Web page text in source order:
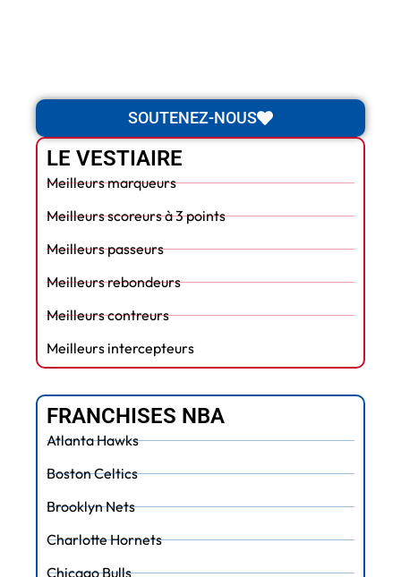
SOUTENEZ-NOUS
LE VESTIAIRE
Meilleurs marqueurs
Meilleurs scoreurs à 3 points
Meilleurs passeurs
Meilleurs rebondeurs
Meilleurs contreurs
Meilleurs intercepteurs
FRANCHISES NBA
Atlanta Hawks
Boston Celtics
Brooklyn Nets
Charlotte Hornets
Chicago Bulls